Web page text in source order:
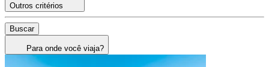
Outros critérios
Buscar
Para onde você viaja?